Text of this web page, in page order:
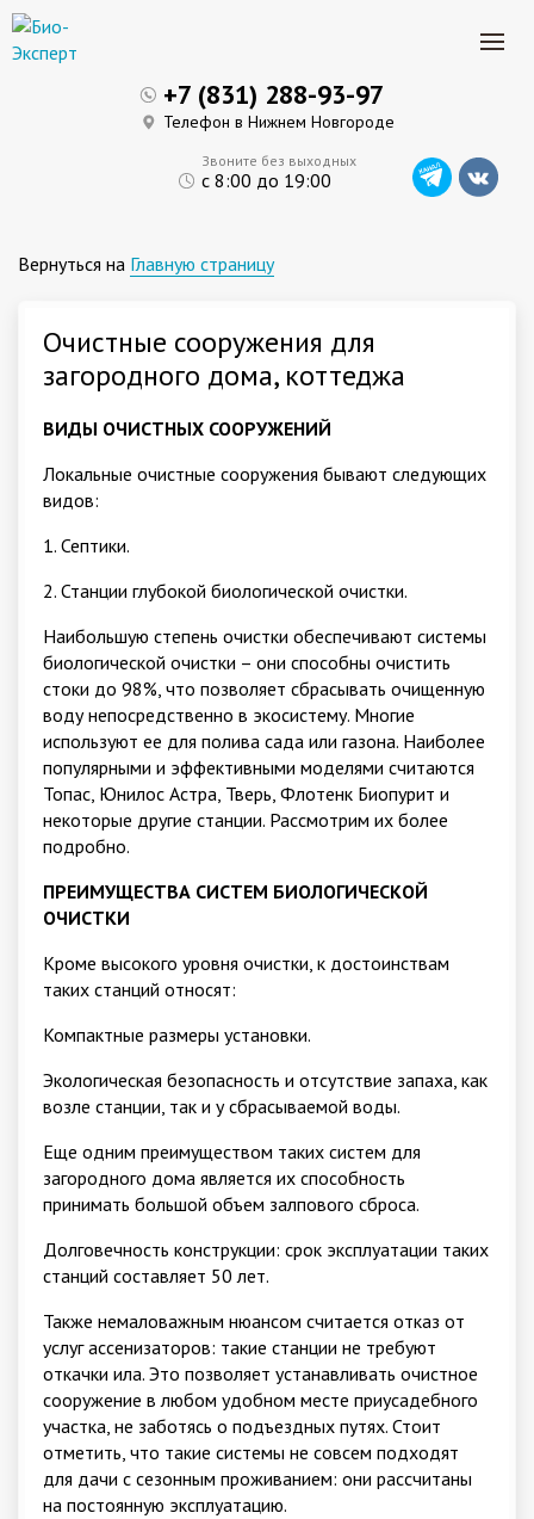
Звоните без выходных
с 8:00 до 19:00
+7 (831) 288-93-97
Телефон в Нижнем Новгороде
Вернуться на Главную страницу
Очистные сооружения для
загородного дома, коттеджа
ВИДЫ ОЧИСТНЫХ СООРУЖЕНИЙ
Локальные очистные сооружения бывают следующих
видов:
1. Септики.
2. Станции глубокой биологической очистки.
Наибольшую степень очистки обеспечивают системы
биологической очистки – они способны очистить
стоки до 98%, что позволяет сбрасывать очищенную
воду непосредственно в экосистему. Многие
используют ее для полива сада или газона. Наиболее
популярными и эффективными моделями считаются
Топас, Юнилос Астра, Тверь, Флотенк Биопурит и
некоторые другие станции. Рассмотрим их более
подробно.
ПРЕИМУЩЕСТВА СИСТЕМ БИОЛОГИЧЕСКОЙ
ОЧИСТКИ
Кроме высокого уровня очистки, к достоинствам
таких станций относят:
Компактные размеры установки.
Экологическая безопасность и отсутствие запаха, как
возле станции, так и у сбрасываемой воды.
Еще одним преимуществом таких систем для
загородного дома является их способность
принимать большой объем залпового сброса.
Долговечность конструкции: срок эксплуатации таких
станций составляет 50 лет.
Также немаловажным нюансом считается отказ от
услуг ассенизаторов: такие станции не требуют
откачки ила. Это позволяет устанавливать очистное
сооружение в любом удобном месте приусадебного
участка, не заботясь о подъездных путях. Стоит
отметить, что такие системы не совсем подходят
для дачи с сезонным проживанием: они рассчитаны
на постоянную эксплуатацию.